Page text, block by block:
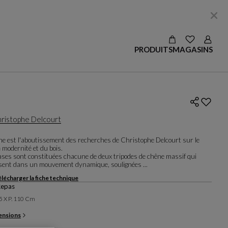
VOIR LES
Login
PRODUITSMAGASINS
Delcourt
est l'aboutissement des recherches de Christophe Delcourt sur le
et du bois.
sont constituées chacune de deux tripodes de chêne massif qui
dans un mouvement dynamique, soulignées ...
la fiche technique
X P. 110 Cm